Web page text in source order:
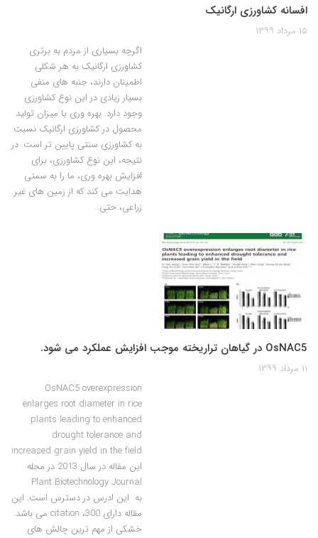
افسانه کشاورزی ارگانیک
۱۵ مرداد ۱۳۹۹
اگرچه بسیاری از مردم به برتری
کشاورزی ارگانیک به هر شکلی
اطمینان دارند، جنبه های منفی
بسیار زیادی در این نوع کشاورزی
وجود دارد. بهره وری یا میزان تولید
محصول در کشاورزی ارگانیک نسبت
به کشاورزی سنتی پایین تر است. در
نتیجه، این نوع کشاورزی، برای
افزایش بهره وری، ما را به سمتی
هدایت می کند که از زمین های غیر
زراعی، حتی…
OsNAC5 در گیاهان تراریخته موجب افزایش عملکرد می شود.
۱۱ مرداد ۱۳۹۹
OsNAC5 overexpression
enlarges root diameter in rice
plants leading to enhanced
drought tolerance and
increased grain yield in the field
این مقاله در سال 2013 در مجله
به این ادرس در دسترس است. این
مقاله دارای 300، citation می باشد.
خشکی از مهم ترین چالش های